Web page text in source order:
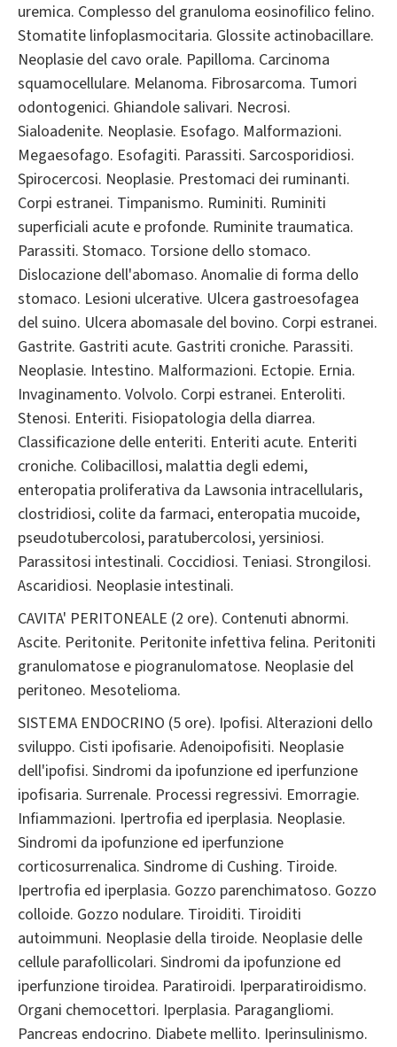
uremica. Complesso del granuloma eosinofilico felino.
Stomatite linfoplasmocitaria. Glossite actinobacillare.
Neoplasie del cavo orale. Papilloma. Carcinoma
squamocellulare. Melanoma. Fibrosarcoma. Tumori
odontogenici. Ghiandole salivari. Necrosi.
Sialoadenite. Neoplasie. Esofago. Malformazioni.
Megaesofago. Esofagiti. Parassiti. Sarcosporidiosi.
Spirocercosi. Neoplasie. Prestomaci dei ruminanti.
Corpi estranei. Timpanismo. Ruminiti. Ruminiti
superficiali acute e profonde. Ruminite traumatica.
Parassiti. Stomaco. Torsione dello stomaco.
Dislocazione dell'abomaso. Anomalie di forma dello
stomaco. Lesioni ulcerative. Ulcera gastroesofagea
del suino. Ulcera abomasale del bovino. Corpi estranei.
Gastrite. Gastriti acute. Gastriti croniche. Parassiti.
Neoplasie. Intestino. Malformazioni. Ectopie. Ernia.
Invaginamento. Volvolo. Corpi estranei. Enteroliti.
Stenosi. Enteriti. Fisiopatologia della diarrea.
Classificazione delle enteriti. Enteriti acute. Enteriti
croniche. Colibacillosi, malattia degli edemi,
enteropatia proliferativa da Lawsonia intracellularis,
clostridiosi, colite da farmaci, enteropatia mucoide,
pseudotubercolosi, paratubercolosi, yersiniosi.
Parassitosi intestinali. Coccidiosi. Teniasi. Strongilosi.
Ascaridiosi. Neoplasie intestinali.
CAVITA' PERITONEALE (2 ore). Contenuti abnormi.
Ascite. Peritonite. Peritonite infettiva felina. Peritoniti
granulomatose e piogranulomatose. Neoplasie del
peritoneo. Mesotelioma.
SISTEMA ENDOCRINO (5 ore). Ipofisi. Alterazioni dello
sviluppo. Cisti ipofisarie. Adenoipofisiti. Neoplasie
dell'ipofisi. Sindromi da ipofunzione ed iperfunzione
ipofisaria. Surrenale. Processi regressivi. Emorragie.
Infiammazioni. Ipertrofia ed iperplasia. Neoplasie.
Sindromi da ipofunzione ed iperfunzione
corticosurrenalica. Sindrome di Cushing. Tiroide.
Ipertrofia ed iperplasia. Gozzo parenchimatoso. Gozzo
colloide. Gozzo nodulare. Tiroiditi. Tiroiditi
autoimmuni. Neoplasie della tiroide. Neoplasie delle
cellule parafollicolari. Sindromi da ipofunzione ed
iperfunzione tiroidea. Paratiroidi. Iperparatiroidismo.
Organi chemocettori. Iperplasia. Paragangliomi.
Pancreas endocrino. Diabete mellito. Iperinsulinismo.